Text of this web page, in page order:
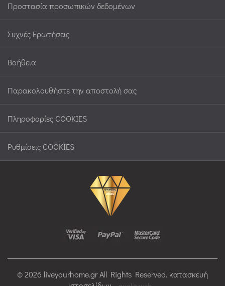
Προστασία προσωπικών δεδομένων
Συχνές Ερωτήσεις
Βοήθεια
Παρακολουθήστε την αποστολή σας
Πληροφορίες COOKIES
Ρυθμίσεις COOKIES
© 2026 liveyourhome.gr All Rights Reserved. κατασκευή